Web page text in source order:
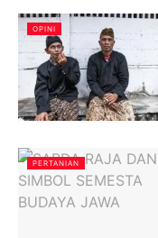
OPINI
PERTANIAN